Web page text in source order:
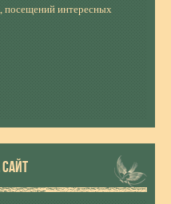
посещений интересных